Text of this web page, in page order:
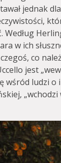
jednak
Według
w ich
co
jest
wśród ludzi